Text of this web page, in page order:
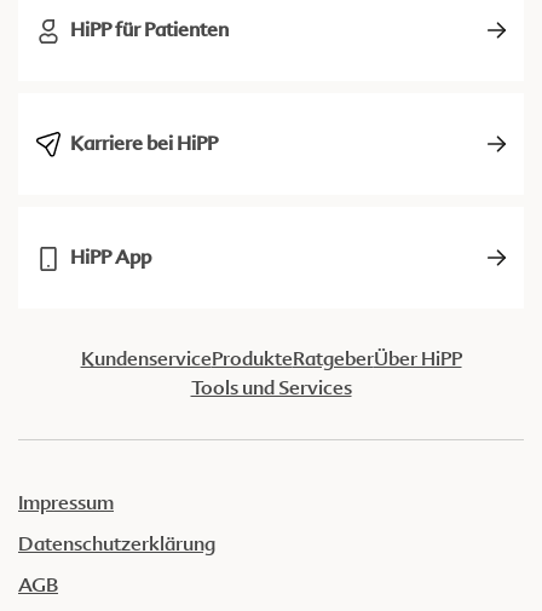
HiPP für Patienten
Karriere bei HiPP
HiPP App
KundenserviceProdukteRatgeberÜber HiPP
Tools und Services
Impressum
Datenschutzerklärung
AGB